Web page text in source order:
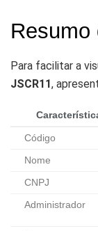
Resumo
Para facilitar a
JSCR11,
Código
Nome
CNPJ
Administrador